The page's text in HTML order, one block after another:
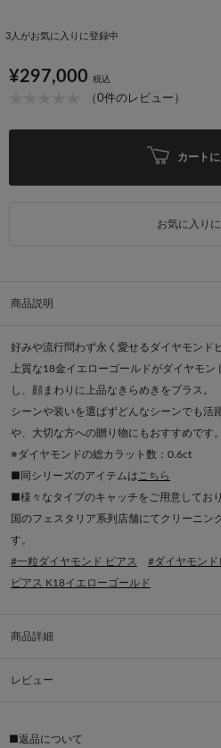
3 人がお気に入りに登録中
¥297,000 税込
（0件のレビュー）
カート
お気に入り
商品説明
好みや流行問わず永く愛せるダイヤモンド
上質な18金イエローゴールドがダイヤモ
し、顔まわりに上品なきらめきをプラス。
シーンや装いを選ばずどんなシーンでも活
や、大切な方への贈り物にもおすすめです。
※ダイヤモンドの総カラット数：0.6ct
■同シリーズのアイテムは こちら
■様々なタイプのキャッチをご用意してお
国のフェスタリア系列店舗にてクリーニン
す。
#一粒ダイヤモンド ピアス
#ダイヤモンド
ピアス K18イエローゴールド
商品詳細
レビュー
■返品について